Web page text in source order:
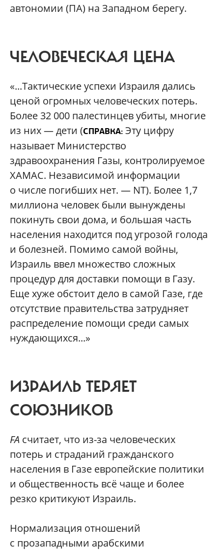
автономии (ПА) на Западном берегу.
ЧЕЛОВЕЧЕСКАЯ ЦЕНА
«...Тактические успехи Израиля дались
ценой огромных человеческих потерь.
Более 32 000 палестинцев убиты, многие
из них — дети (СПРАВКА: Эту цифру
называет Министерство
здравоохранения Газы, контролируемое
ХАМАС. Независимой информации
о числе погибших нет. — NT). Более 1,7
миллиона человек были вынуждены
покинуть свои дома, и большая часть
населения находится под угрозой голода
и болезней. Помимо самой войны,
Израиль ввел множество сложных
процедур для доставки помощи в Газу.
Еще хуже обстоит дело в самой Газе, где
отсутствие правительства затрудняет
распределение помощи среди самых
нуждающихся...»
ИЗРАИЛЬ ТЕРЯЕТ
СОЮЗНИКОВ
FA считает, что из-за человеческих
потерь и страданий гражданского
населения в Газе европейские политики
и общественность всё чаще и более
резко критикуют Израиль.
Нормализация отношений
с прозападными арабскими